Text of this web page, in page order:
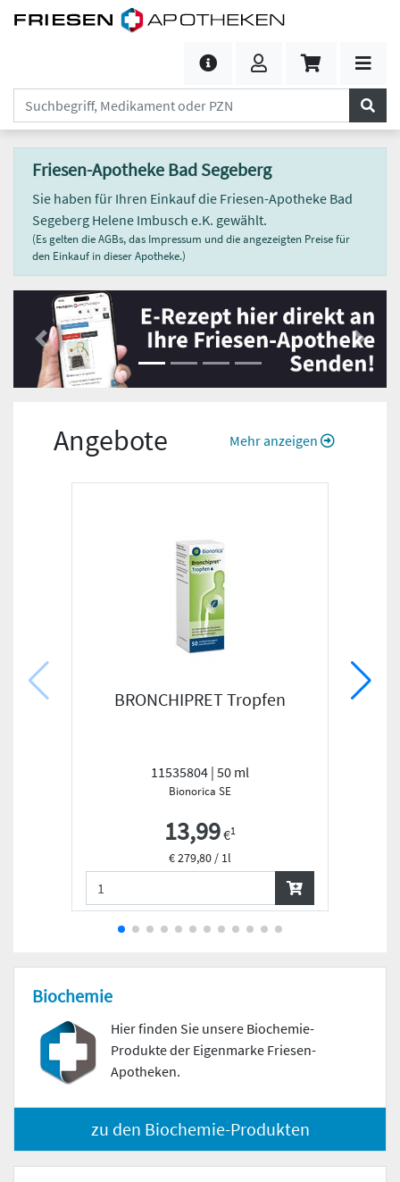
Friesen-Apotheke Bad Segeberg
Sie haben für Ihren Einkauf die Friesen-Apotheke Bad
Segeberg Helene Imbusch e.K. gewählt.
(Es gelten die AGBs, das Impressum und die angezeigten Preise für
den Einkauf in dieser Apotheke.)
Previous Next
Mehr anzeigen
Angebote
BRONCHIPRET Tropfen
11535804 | 50 ml
Bionorica SE
13,99€1
€ 279,80 / 1l
Biochemie
Hier finden Sie unsere Biochemie-
Produkte der Eigenmarke Friesen-
Apotheken.
zu den Biochemie-Produkten